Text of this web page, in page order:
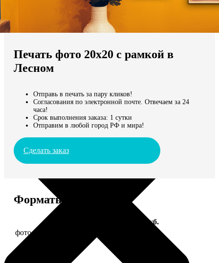
Мы доставляем по всему миру
Продолжить без города
Печать фото 20х20 с рамкой в
Лесном
Отправь в печать за пару кликов!
Согласования по электронной почте. Отвечаем за 24
часа!
Срок выполнения заказа: 1 сутки
Отправим в любой город РФ и мира!
Сделать заказ
Форматы и цены
Цена, руб.
фото 20х20 в деревянной рамке